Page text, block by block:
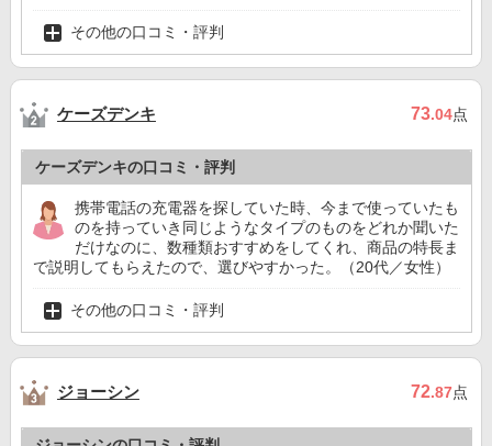
その他の口コミ・評判
ケーズデンキ 73.04点
ケーズデンキの口コミ・評判
携帯電話の充電器を探していた時、今まで使っていたも
のを持っていき同じようなタイプのものをどれか聞いた
だけなのに、数種類おすすめをしてくれ、商品の特長ま
で説明してもらえたので、選びやすかった。（20代／女性）
その他の口コミ・評判
ジョーシン 72.87点